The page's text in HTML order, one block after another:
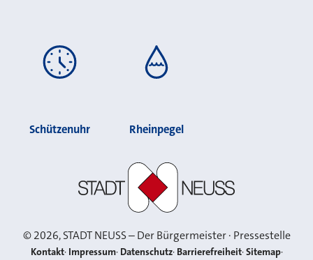
Schützenuhr Rheinpegel
©2026, STADT NEUSS – Der Bürgermeister · Pressestelle
Kontakt Impressum Datenschutz Barrierefreiheit Sitemap